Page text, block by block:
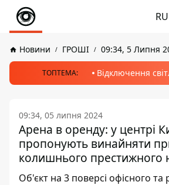
RU
Новини ГРОШІ 09:34, 5 Липня
ТОПТЕМА: Відключення
09:34, 05 липня 2024
Арена в оренду: у центрі
пропонують винайняти
колишнього престижного
Об'єкт на 3 поверсі офісного